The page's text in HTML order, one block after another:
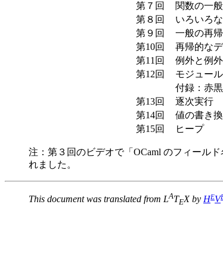
第７回
関数の一
第８回 いろいろ
第９回 一般の再帰
第10回 再帰的な
第11回 例外と例
第12回 モジュー
付録：赤
第13回
逐次実行
第14回 値の書き
第15回 ヒープ
注：第３回のビデオで「OCaml のフィール
れました。
This document was translated from LATEX by HEV